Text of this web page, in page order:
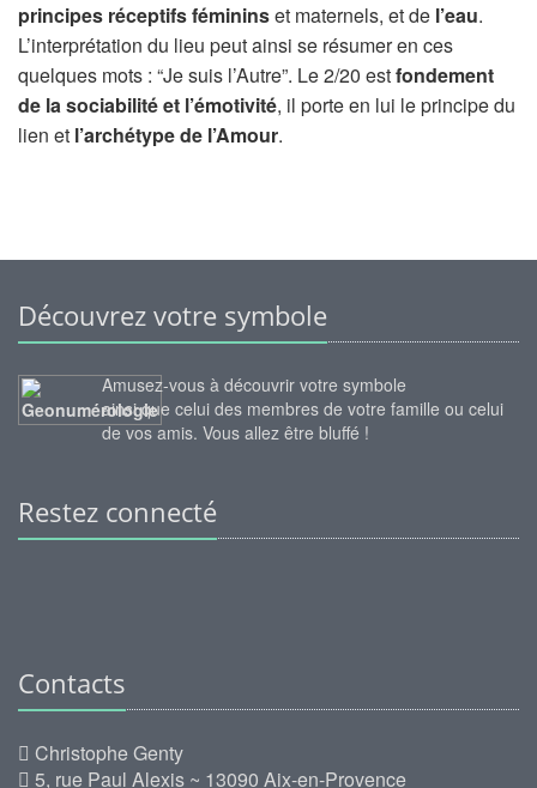
principes réceptifs fémininset maternels, et de l’eau.
L’interprétation du lieu peut ainsi se résumer en ces
quelques mots : “Je suis l’Autre”. Le 2/20 estfondement
de la sociabilité et l’émotivité, il porte en lui le principe du
lien et l’archétype de l’Amour.
Découvrez votre symbole
Amusez-vous à découvrir votre symbole
ainsi que celui des membres de votre famille ou celui
de vos amis. Vous allez être bluffé !
Restez connecté
Contacts
Christophe Genty
5, rue Paul Alexis ~ 13090 Aix-en-Provence